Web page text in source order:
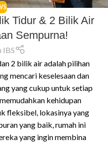
Tidur & 2 Bilik Air
Sempurna!
IBS
2 bilik air adalah pilihan
mencari keselesaan dan
yang cukup untuk setiap
kehidupan
fleksibel, lokasinya yang
yang baik, rumah ini
yang ingin membina